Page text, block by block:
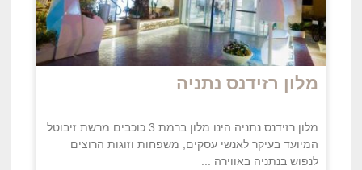
מלון רזידנס נתניה
מלון רזידנס נתניה הינו מלון ברמת 3 כוכבים מרשת זיבוטל
המיועד בעיקר לאנשי עסקים, משפחות וזוגות הרוצים
לנפוש בנתניה באווירה ...